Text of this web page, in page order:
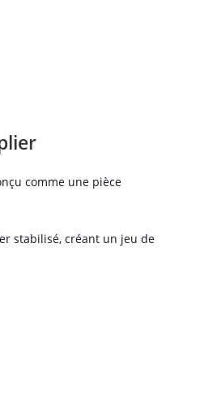
comme une pièce
stabilisé, créant un jeu de